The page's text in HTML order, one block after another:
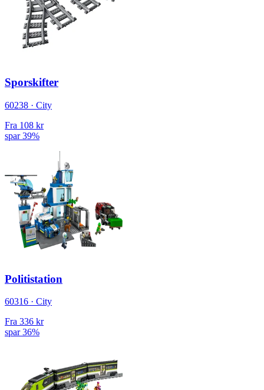
Sporskifter
60238 · City
Fra 108 kr
spar 39%
Politistation
60316 · City
Fra 336 kr
spar 36%